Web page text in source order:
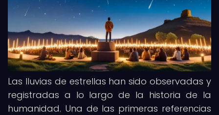
Las lluvias de estrellas han sido observadas y
registradas a lo largo de la historia de la
humanidad. Una de las primeras referencias